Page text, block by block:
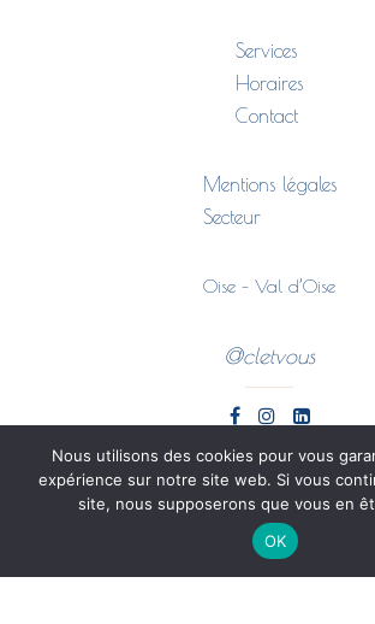
Services
Horaires
Contact
Mentions légales
Secteur
Oise – Val d’Oise
@cletvous
Nous utilisons des cookies pour vous
expérience sur notre site web. Si vous
site, nous supposerons que vous en
OK